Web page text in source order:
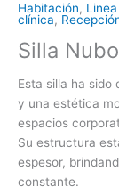
Habitación,
clínica,
Silla Nubo
Esta silla ha sido
y una estética
espacios
Su estructura
espesor,
constante.